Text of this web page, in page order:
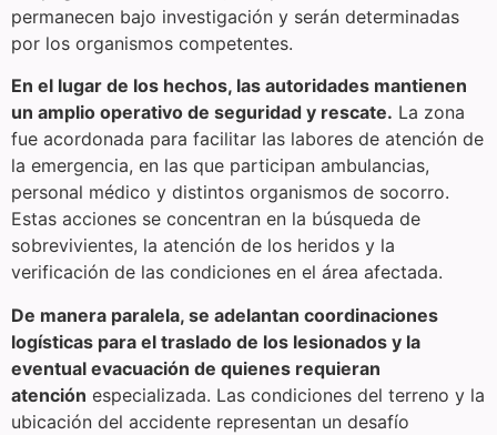
permanecen bajo investigación y serán determinadas
por los organismos competentes.
En el lugar de los hechos, las autoridades mantienen
un amplio operativo de seguridad y rescate. La zona
fue acordonada para facilitar las labores de atención de
la emergencia, en las que participan ambulancias,
personal médico y distintos organismos de socorro.
Estas acciones se concentran en la búsqueda de
sobrevivientes, la atención de los heridos y la
verificación de las condiciones en el área afectada.
De manera paralela, se adelantan coordinaciones
logísticas para el traslado de los lesionados y la
eventual evacuación de quienes requieran
atención especializada. Las condiciones del terreno y la
ubicación del accidente representan un desafío